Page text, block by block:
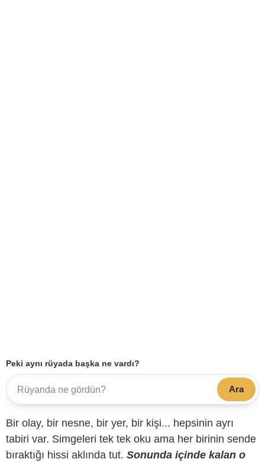
Peki aynı rüyada başka ne vardı?
Ara
Bir olay, bir nesne, bir yer, bir kişi... hepsinin ayrı
tabiri var. Simgeleri tek tek oku ama her birinin sende
bıraktığı hissi aklında tut. Sonunda içinde kalan o